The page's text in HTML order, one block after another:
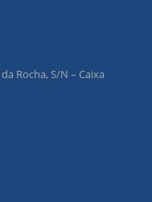
Rocha, S/N – Caixa